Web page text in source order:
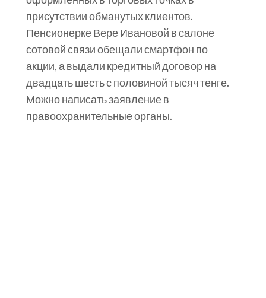
присутствии обманутых клиентов.
Пенсионерке Вере Ивановой в салоне
сотовой связи обещали смартфон по
акции, а выдали кредитный договор на
двадцать шесть с половиной тысяч тенге.
Можно написать заявление в
правоохранительные органы.